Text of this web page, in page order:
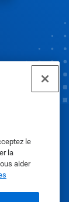
le
la
aider